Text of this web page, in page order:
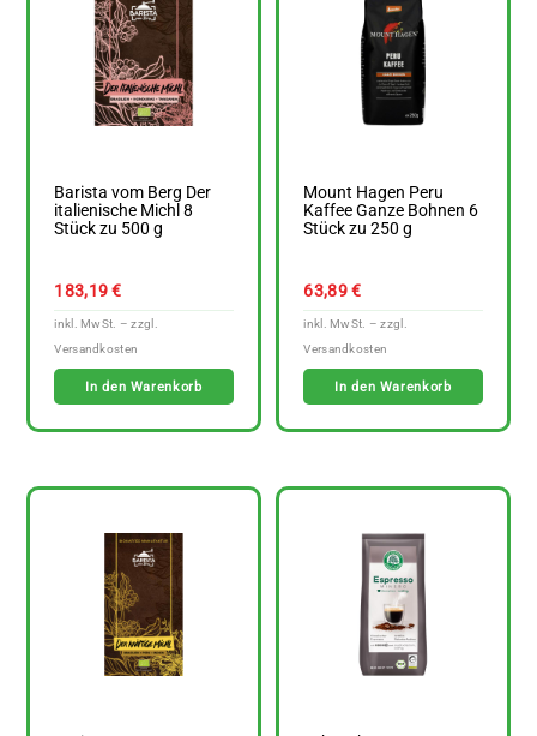
Barista vom Berg Der
italienische Michl 8
Stück zu 500 g
183,19€
In den Warenkorb
Mount Hagen Peru
Kaffee Ganze Bohnen 6
Stück zu 250 g
63,89€
In den Warenkorb